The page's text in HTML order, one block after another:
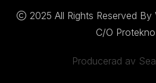
2025 All Rights Reserved By
C/O
Producerad av